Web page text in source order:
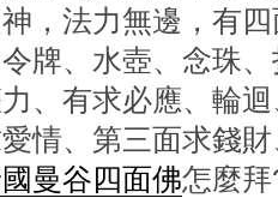
，法力無邊，有
牌、水壺、念珠
、有求必應、輪
情、第三面求錢
曼谷四面佛怎麼